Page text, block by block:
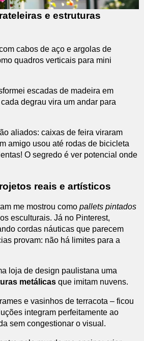
e estruturas
cabos de aço e argolas de
quadros verticais para mini
escadas de madeira em
degrau vira um andar para
aliados: caixas de feira viraram
amigo usou até rodas de bicicleta
O segredo é ver potencial onde
reais e artísticos
me mostrou como pallets pintados
esculturais. Já no Pinterest,
cordas náuticas que parecem
provam: não há limites para a
loja de design paulistana uma
metálicas que imitam nuvens.
e vasinhos de terracota – ficou
integram perfeitamente ao
sem congestionar o visual.